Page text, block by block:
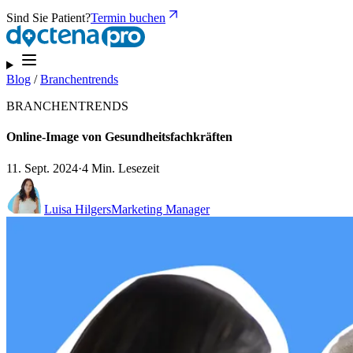
Sind Sie Patient?Termin buchen
Blog /Branchentrends
BRANCHENTRENDS
Online-Image von Gesundheitsfachkräften
11. Sept. 2024·4 Min. Lesezeit
Luisa HilgersMarketing Manager